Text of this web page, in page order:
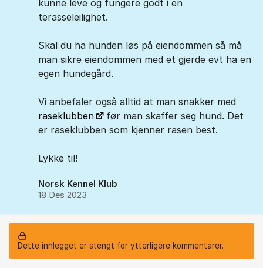
kunne leve og fungere godt i en
terasseleilighet.
Skal du ha hunden løs på eiendommen så må
man sikre eiendommen med et gjerde evt ha en
egen hundegård.
Vi anbefaler også alltid at man snakker med
raseklubben
før man skaffer seg hund. Det
er raseklubben som kjenner rasen best.
Lykke til!
Norsk Kennel Klub
18 Des 2023
Dette innlegget er stengt for ytterligere kommentarer.